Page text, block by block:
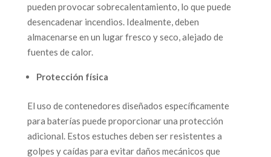
pueden provocar sobrecalentamiento, lo que puede
desencadenar incendios. Idealmente, deben
almacenarse en un lugar fresco y seco, alejado de
fuentes de calor.
Protección física
El uso de contenedores diseñados específicamente
para baterías puede proporcionar una protección
adicional. Estos estuches deben ser resistentes a
golpes y caídas para evitar daños mecánicos que